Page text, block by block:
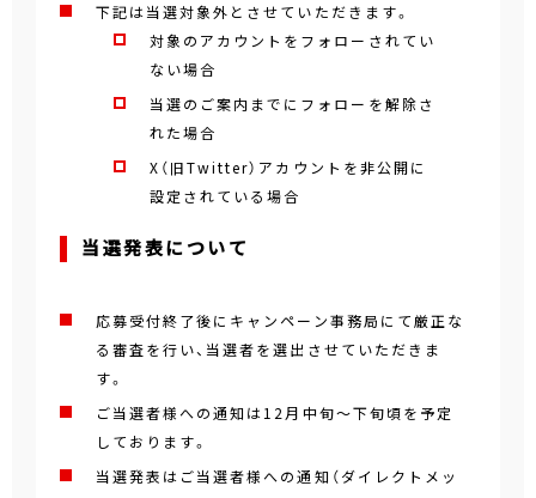
下記は当選対象外とさせていただきます。
対象のアカウントをフォローされてい
ない場合
当選のご案内までにフォローを解除さ
れた場合
X（旧Twitter）アカウントを非公開に
設定されている場合
当選発表について
応募受付終了後にキャンペーン事務局にて厳正な
る審査を行い、当選者を選出させていただきま
す。
ご当選者様への通知は12月中旬～下旬頃を予定
しております。
当選発表はご当選者様への通知（ダイレクトメッ